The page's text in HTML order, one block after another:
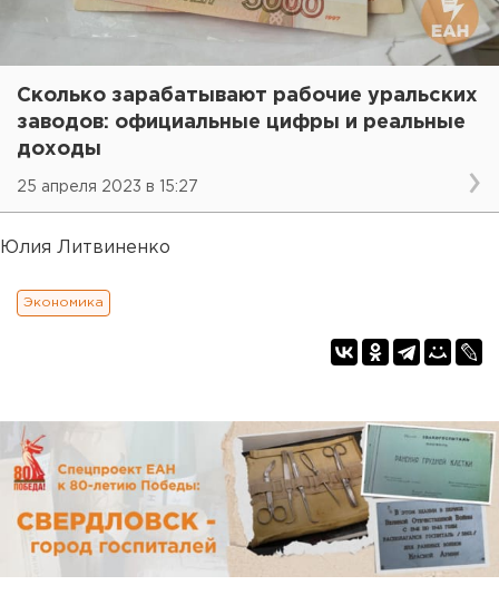
Сколько зарабатывают рабочие уральских
заводов: официальные цифры и реальные
доходы
25 апреля 2023 в 15:27
Юлия Литвиненко
Экономика